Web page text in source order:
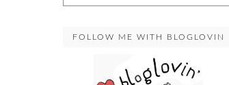
FOLLOW ME WITH BLOGLOVIN